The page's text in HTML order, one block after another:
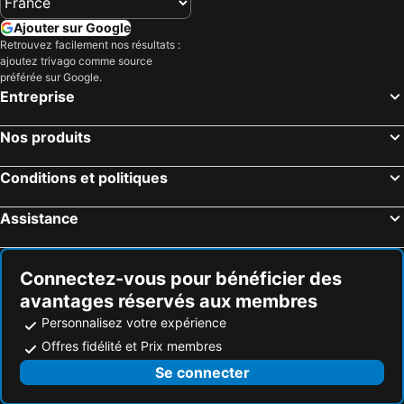
Ajouter sur Google
Retrouvez facilement nos résultats :
ajoutez trivago comme source
préférée sur Google.
Entreprise
Nos produits
Conditions et politiques
Assistance
Connectez-vous pour bénéficier des
avantages réservés aux membres
Personnalisez votre expérience
Offres fidélité et Prix membres
Se connecter